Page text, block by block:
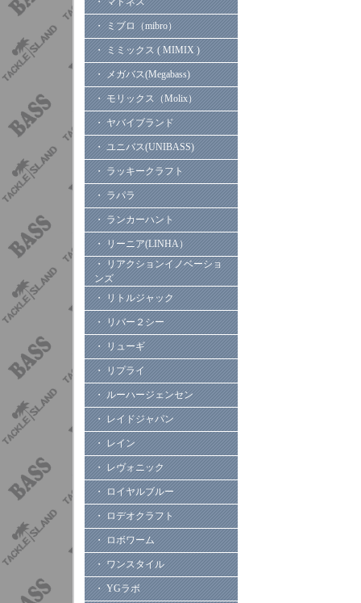
・ ミブロ（mibro）
・ ミミックス ( MIMIX )
・ メガバス(Megabass)
・ モリックス（Molix）
・ ヤバイブランド
・ ユニバス(UNIBASS)
・ ラッキークラフト
・ ラパラ
・ ランカーハント
・ リーニア(LINHA）
・ リアクションイノベーショ
ンズ
・ リトルジャック
・ リバー２シー
・ リューギ
・ リプライ
・ ルーハージェンセン
・ レイドジャパン
・ レイン
・ レヴォニック
・ ロイヤルブルー
・ ロデオクラフト
・ ロボワーム
・ ワンスタイル
・ YGラボ